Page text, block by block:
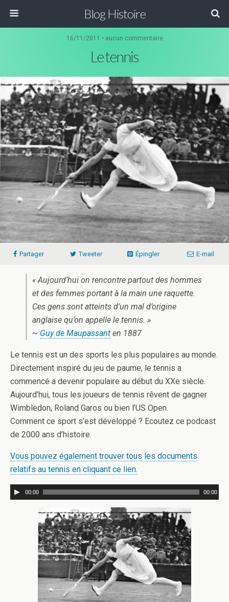
Blog Histoire
16/11/2011 • aucun commentaire
Le tennis
Partager Tweeter Épingler E-mail
« Aujourd’hui on rencontre partout des hommes
et des femmes portant à la main une raquette.
Ces gens sont atteints d’un mal d’origine
anglaise qu’on appelle le tennis. »
~ Guy de Maupassant en 1887
Le tennis est un des sports les plus populaires au monde.
Directement inspiré du jeu de paume, le tennis a
commencé a devenir populaire au début du XXe siècle.
Aujourd’hui, tous les joueurs de tennis rêvent de gagner
Wimbledon, Roland Garos ou bien l’US Open.
Comment ce sport s’est développé ? Ecoutez ce podcast
de 2000 ans d’histoire.
Vous pouvez également trouver tous les documents
relatifs au tennis en cliquant ce lien.
00:00 00:00